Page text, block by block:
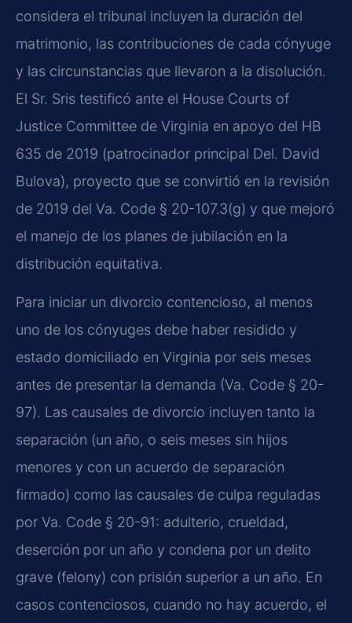
considera el tribunal incluyen la duración del
matrimonio, las contribuciones de cada cónyuge
y las circunstancias que llevaron a la disolución.
El Sr. Sris testificó ante el House Courts of
Justice Committee de Virginia en apoyo del HB
635 de 2019 (patrocinador principal Del. David
Bulova), proyecto que se convirtió en la revisión
de 2019 del Va. Code § 20-107.3(g) y que mejoró
el manejo de los planes de jubilación en la
distribución equitativa.
Para iniciar un divorcio contencioso, al menos
uno de los cónyuges debe haber residido y
estado domiciliado en Virginia por seis meses
antes de presentar la demanda (Va. Code § 20-
97). Las causales de divorcio incluyen tanto la
separación (un año, o seis meses sin hijos
menores y con un acuerdo de separación
firmado) como las causales de culpa reguladas
por Va. Code § 20-91: adulterio, crueldad,
deserción por un año y condena por un delito
grave (felony) con prisión superior a un año. En
casos contenciosos, cuando no hay acuerdo, el